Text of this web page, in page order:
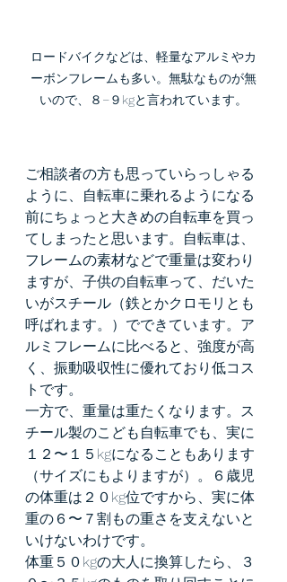
ロードバイクなどは、軽量なアルミやカ
ーボンフレームも多い。無駄なものが無
いので、８−９kgと言われています。
ご相談者の方も思っていらっしゃる
ように、自転車に乗れるようになる
前にちょっと大きめの自転車を買っ
てしまったと思います。自転車は、
フレームの素材などで重量は変わり
ますが、子供の自転車って、だいた
いがスチール（鉄とかクロモリとも
呼ばれます。）でできています。ア
ルミフレームに比べると、強度が高
く、振動吸収性に優れており低コス
トです。
一方で、重量は重たくなります。ス
チール製のこども自転車でも、実に
１２〜１５kgになることもあります
（サイズにもよりますが）。６歳児
の体重は２０kg位ですから、実に体
重の６〜７割もの重さを支えないと
いけないわけです。
体重５０kgの大人に換算したら、３